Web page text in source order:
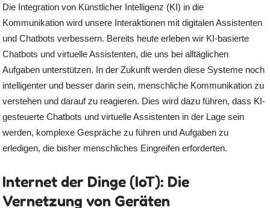
Die Integration von Künstlicher Intelligenz (KI) in die
Kommunikation wird unsere Interaktionen mit digitalen Assistenten
und Chatbots verbessern. Bereits heute erleben wir KI-basierte
Chatbots und virtuelle Assistenten, die uns bei alltäglichen
Aufgaben unterstützen. In der Zukunft werden diese Systeme noch
intelligenter und besser darin sein, menschliche Kommunikation zu
verstehen und darauf zu reagieren. Dies wird dazu führen, dass KI-
gesteuerte Chatbots und virtuelle Assistenten in der Lage sein
werden, komplexe Gespräche zu führen und Aufgaben zu
erledigen, die bisher menschliches Eingreifen erforderten.
Internet der Dinge (IoT): Die
Vernetzung von Geräten